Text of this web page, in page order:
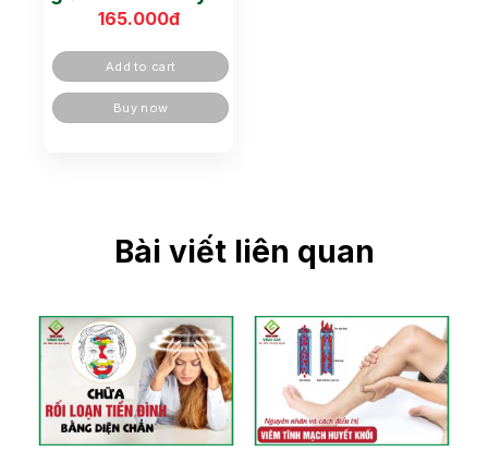
165.000đ
Add to cart
Buy now
Bài viết liên quan